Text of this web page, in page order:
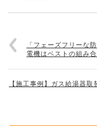
「フェーズフリーな
電機はベストの組み
【施工事例】ガス給湯器取